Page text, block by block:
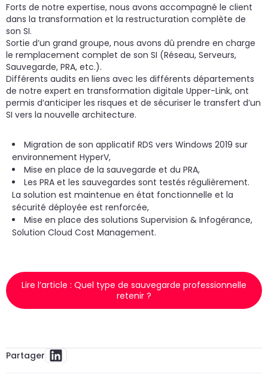
Forts de notre expertise, nous avons accompagné le client
dans la transformation et la restructuration complète de
son SI.
Sortie d’un grand groupe, nous avons dû prendre en charge
le remplacement complet de son SI (Réseau, Serveurs,
Sauvegarde, PRA, etc.).
Différents audits en liens avec les différents départements
de notre expert en transformation digitale Upper-Link, ont
permis d’anticiper les risques et de sécuriser le transfert d’un
SI vers la nouvelle architecture.
Migration de son applicatif RDS vers Windows 2019 sur
environnement HyperV,
Mise en place de la sauvegarde et du PRA,
Les PRA et les sauvegardes sont testés régulièrement.
La solution est maintenue en état fonctionnelle et la
sécurité déployée est renforcée,
Mise en place des solutions Supervision & Infogérance,
Solution Cloud Cost Management.
Lire l’article : Quel type de sauvegarde professionnelle
retenir ?
Partager